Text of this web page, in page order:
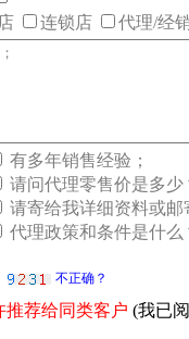
连锁店 代理/经
有多年销售经验；
请问代理零售价是多少
请寄给我详细资料或邮
代理政策和条件是什么
不正确？
推荐给同类客户 (我已